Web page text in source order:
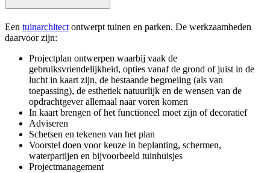
Een tuinarchitect ontwerpt tuinen en parken. De werkzaamheden
daarvoor zijn:
Projectplan ontwerpen waarbij vaak de
gebruiksvriendelijkheid, opties vanaf de grond of juist in de
lucht in kaart zijn, de bestaande begroeiing (als van
toepassing), de esthetiek natuurlijk en de wensen van de
opdrachtgever allemaal naar voren komen
In kaart brengen of het functioneel moet zijn of decoratief
Adviseren
Schetsen en tekenen van het plan
Voorstel doen voor keuze in beplanting, schermen,
waterpartijen en bijvoorbeeld tuinhuisjes
Projectmanagement